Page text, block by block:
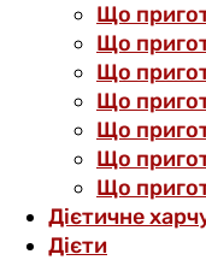
Що
Що
Що
Що
Що
Що
Що
Дієтичне
Дієти